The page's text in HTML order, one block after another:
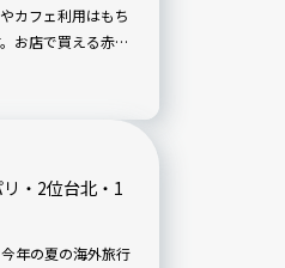
カフェ利用はもち
お店で買える赤べ
・2位台北・1
年の夏の海外旅行